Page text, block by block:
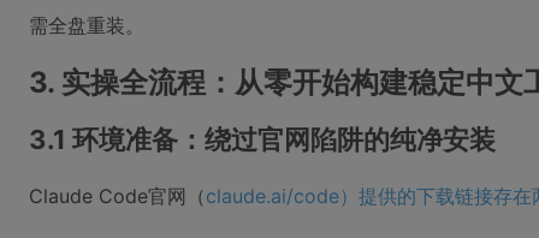
需全盘重装。
3. 实操全流程：从零开始构建稳定中文
3.1 环境准备：绕过官网陷阱的纯净安装
Claude Code官网（claude.ai/code）提供的下载链接存在